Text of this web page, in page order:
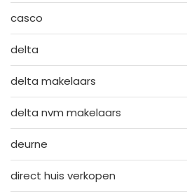
casco
delta
delta makelaars
delta nvm makelaars
deurne
direct huis verkopen